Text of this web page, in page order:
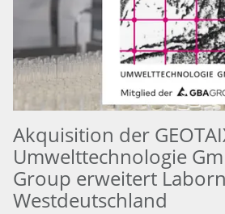
Akquisition der
Umwelttechnologie
Group erweitert
Westdeutschland